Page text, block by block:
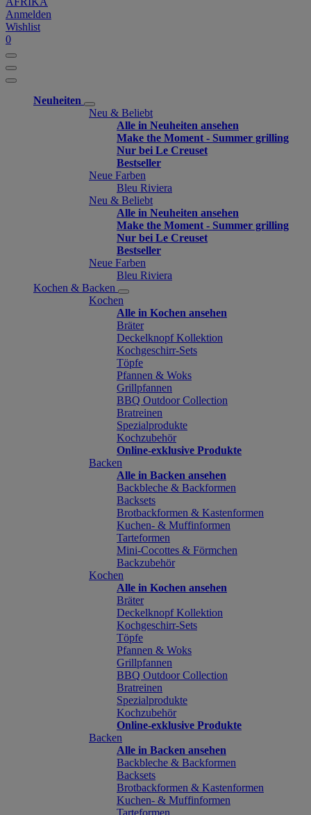
Anmelden
Wishlist
0
Neuheiten
Neu & Beliebt
Alle in Neuheiten ansehen
Make the Moment - Summer grilling
Nur bei Le Creuset
Bestseller
Neue Farben
Bleu Riviera
Neu & Beliebt
Alle in Neuheiten ansehen
Make the Moment - Summer grilling
Nur bei Le Creuset
Bestseller
Neue Farben
Bleu Riviera
Kochen & Backen
Kochen
Alle in Kochen ansehen
Bräter
Deckelknopf Kollektion
Kochgeschirr-Sets
Töpfe
Pfannen & Woks
Grillpfannen
BBQ Outdoor Collection
Bratreinen
Spezialprodukte
Kochzubehör
Online-exklusive Produkte
Backen
Alle in Backen ansehen
Backbleche & Backformen
Backsets
Brotbackformen & Kastenformen
Kuchen- & Muffinformen
Tarteformen
Mini-Cocottes & Förmchen
Backzubehör
Kochen
Alle in Kochen ansehen
Bräter
Deckelknopf Kollektion
Kochgeschirr-Sets
Töpfe
Pfannen & Woks
Grillpfannen
BBQ Outdoor Collection
Bratreinen
Spezialprodukte
Kochzubehör
Online-exklusive Produkte
Backen
Alle in Backen ansehen
Backbleche & Backformen
Backsets
Brotbackformen & Kastenformen
Kuchen- & Muffinformen
Tarteformen